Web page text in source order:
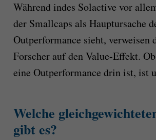
Während indes Solactive vor
der Smallcaps als Hauptursache
Outperformance sieht, verweisen
Forscher auf den Value-Effekt.
eine Outperformance drin ist, ist
Welche
gibt es?